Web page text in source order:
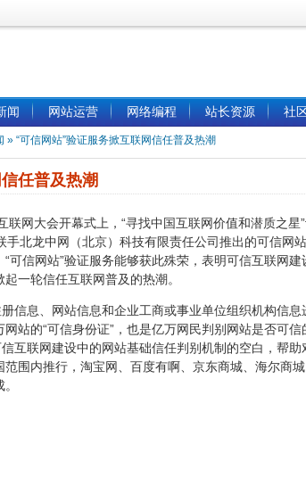
闻 网站运营 网络编程 站长资源 社
» “可信网站”验证服务掀互联网信任普及热潮
任普及热潮
网大会开幕式上，“寻找中国互联网价值和潜质之星”
北龙中网（北京）科技有限责任公司推出的可信网
“可信网站”验证服务能够获此殊荣，表明可信互联网
一轮信任互联网普及的热潮。
信息、网站信息和企业工商或事业单位组织机构信
站的“可信身份证”，也是亿万网民判别网站是否可信
互联网建设中的网站基础信任判别机制的空白，帮助
围内推行，淘宝网、百度有啊、京东商城、海尔商